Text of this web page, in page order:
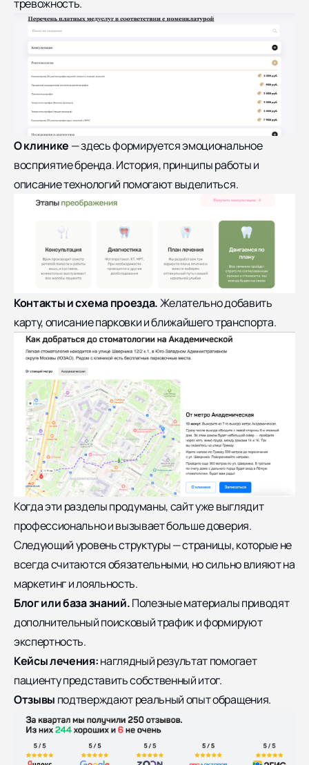
тревожность.
О клинике — здесь формируется эмоциональное
восприятие бренда. История, принципы работы и
описание технологий помогают выделиться.
Контакты и схема проезда.Желательно добавить
карту, описание парковки и ближайшего транспорта.
Когда эти разделы продуманы, сайт уже выглядит
профессионально и вызывает больше доверия.
Следующий уровень структуры — страницы, которые не
всегда считаются обязательными, но сильно влияют на
маркетинг и лояльность.
Блог или база знаний.Полезные материалы приводят
дополнительный поисковый трафик и формируют
экспертность.
Кейсы лечения:наглядный результат помогает
пациенту представить собственный итог.
Отзывы подтверждают реальный опыт обращения.